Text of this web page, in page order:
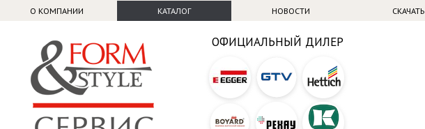
О КОМПАНИИ КАТАЛОГ НОВОСТИ СКАЧАТЬ
ОФИЦИАЛЬНЫЙ ДИЛЕР